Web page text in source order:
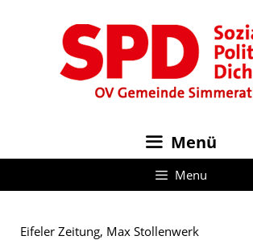
Menü
Menu
Eifeler Zeitung, Max Stollenwerk